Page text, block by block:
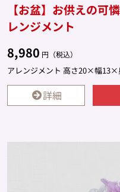
【お盆】お供えの可
レンジメント
8,980 円（税込）
アレンジメント 高さ20×幅13×
詳細